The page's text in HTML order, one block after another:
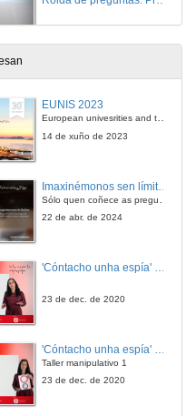
EUNIS 2023
European univesrities and the digital transformation: challenges and opportunities ahead
14 de xuño de 2023
Sólo quen coñece as preguntas pode imaxinar novas respostas
22 de abr. de 2024
'Cóntacho unha espía' Reto
23 de dec. de 2020
Taller manipulativo 1
23 de dec. de 2020